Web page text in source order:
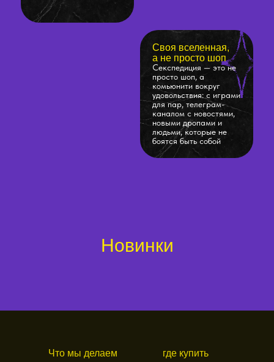
Своя вселенная,
а не просто шоп
Секспедиция — это не
просто шоп, а
комьюнити вокруг
удовольствия: с играми
для пар, телеграм-
каналом с новостями,
новыми дропами и
людьми, которые не
боятся быть собой
Новинки
где купить
Что мы делаем